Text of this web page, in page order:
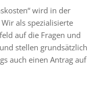
wird in der
als spezialisierte
auf die Fragen und
stellen grundsätzlich
auch einen Antrag auf